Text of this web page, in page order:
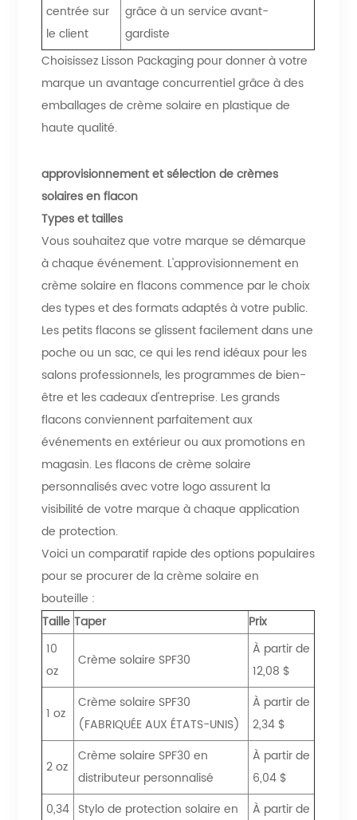
centrée sur
le client
grâce à un service avant-
gardiste
Choisissez Lisson Packaging pour donner à votre
marque un avantage concurrentiel grâce à des
emballages de crème solaire en plastique de
haute qualité.
approvisionnement et sélection de crèmes
solaires en flacon
Types et tailles
Vous souhaitez que votre marque se démarque
à chaque événement. L'approvisionnement en
crème solaire en flacons commence par le choix
des types et des formats adaptés à votre public.
Les petits flacons se glissent facilement dans une
poche ou un sac, ce qui les rend idéaux pour les
salons professionnels, les programmes de bien-
être et les cadeaux d'entreprise. Les grands
flacons conviennent parfaitement aux
événements en extérieur ou aux promotions en
magasin. Les flacons de crème solaire
personnalisés avec votre logo assurent la
visibilité de votre marque à chaque application
de protection.
Voici un comparatif rapide des options populaires
pour se procurer de la crème solaire en
bouteille :
Taille Taper
Prix
10
oz
Crème solaire SPF30
À partir de
12,08 $
1 oz
Crème solaire SPF30
(FABRIQUÉE AUX ÉTATS-UNIS)
À partir de
2,34 $
2 oz
Crème solaire SPF30 en
distributeur personnalisé
À partir de
6,04 $
0,34 Stylo de protection solaire en
À partir de